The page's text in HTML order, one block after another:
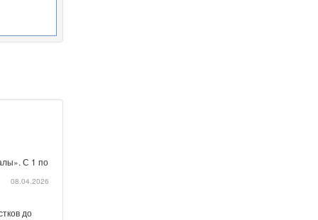
С 1 по
08.04.2026
до